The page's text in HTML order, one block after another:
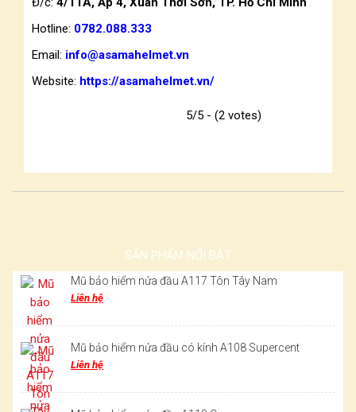
Hotline: 0782.088.333
Email: info@asamahelmet.vn
Website: https://asamahelmet.vn/
5/5 - (2 votes)
SẢN PHẨM NỔI BẬT
Mũ bảo hiểm nửa đầu A117 Tôn Tây Nam
Liên hệ
Mũ bảo hiểm nửa đầu có kính A108 Supercent
Liên hệ